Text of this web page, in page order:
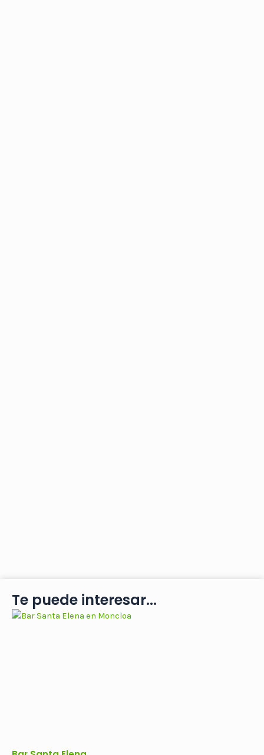
Te puede interesar...